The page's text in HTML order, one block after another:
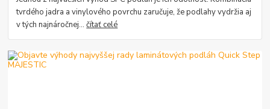
tvrdého jadra a vinylového povrchu zaručuje, že podlahy vydržia aj
v tých najnáročnej...čítať celé